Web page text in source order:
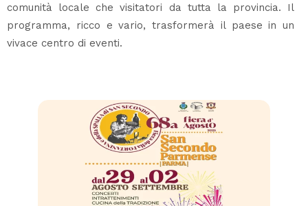
comunità locale che visitatori da tutta la provincia. Il
programma, ricco e vario, trasformerà il paese in un
vivace centro di eventi.